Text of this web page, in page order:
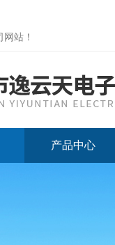
网站 ！
产品中心